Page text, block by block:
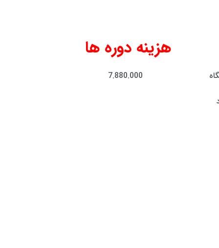
هزینه دوره ها
7.880.000